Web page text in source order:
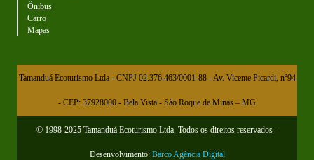
Ônibus
Carro
Mapas
Tamanduá Ecoturismo Ltda - CNPJ 02.376.463/0001-88 - Av. Vicente Picardi, nº94
- CEP: 37928000 - Bela Vista - São Roque de Minas – MG
© 1998-2025 Tamanduá Ecoturismo Ltda. Todos os direitos reservados -
Desenvolvimento: Barco Agência Digital